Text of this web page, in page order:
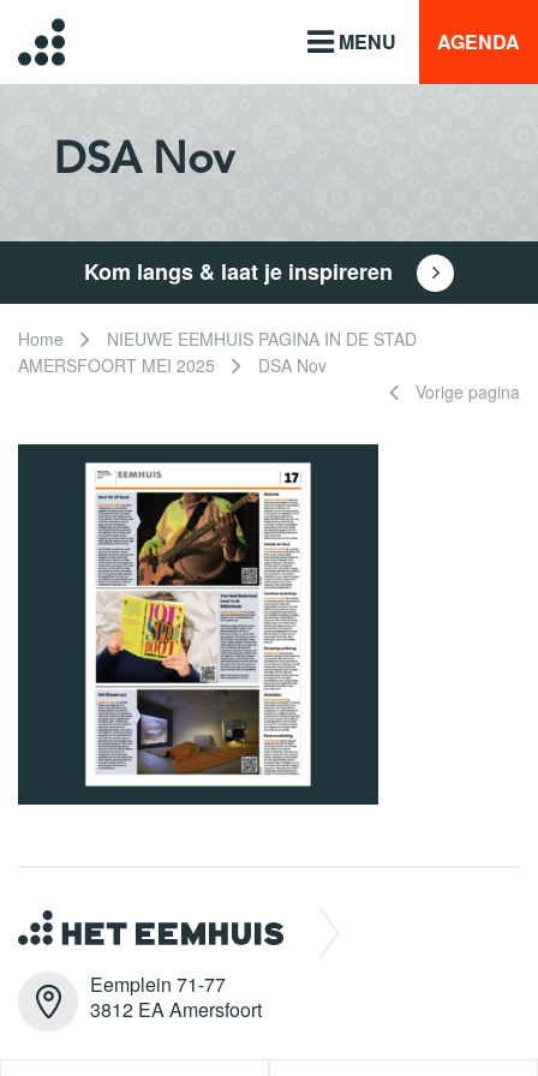
MENU AGENDA
DSA Nov
Kom langs & laat je inspireren
Home
NIEUWE EEMHUIS PAGINA IN DE STAD
AMERSFOORT MEI 2025
DSA Nov
Vorige pagina
Eemplein 71-77
3812 EA Amersfoort